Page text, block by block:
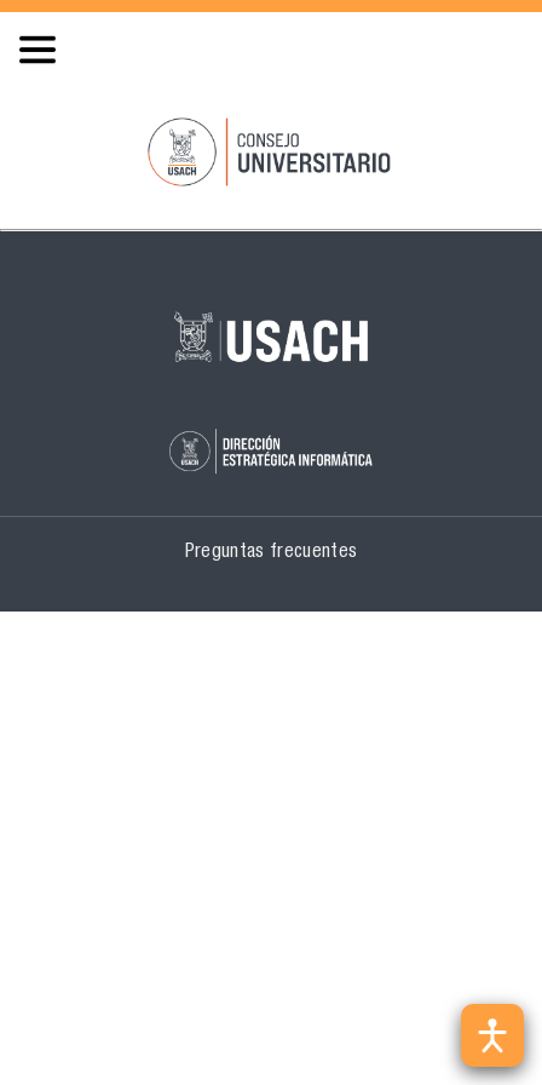
Preguntas frecuentes